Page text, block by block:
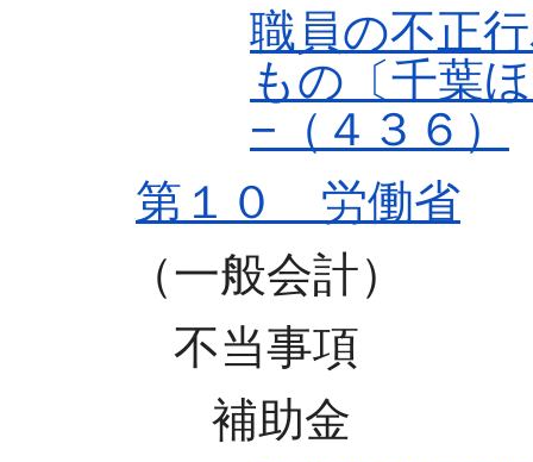
職員の不正
もの〔千葉
−（４３６）
第１０ 労働省
（一般会計）
不当事項
補助金